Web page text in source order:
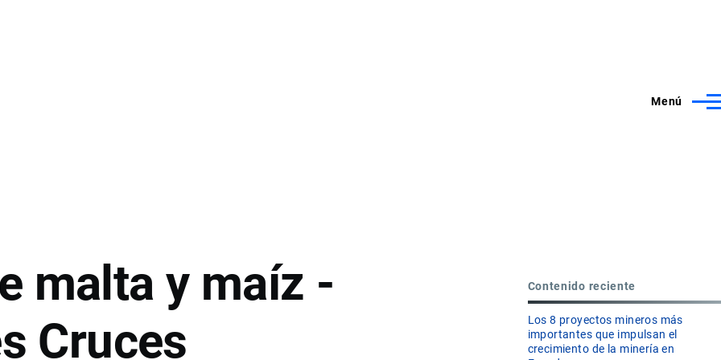
Menú
malta y maíz -
Cruces
Contenido reciente
Los 8 proyectos mineros más
importantes que impulsan el
crecimiento de la minería en